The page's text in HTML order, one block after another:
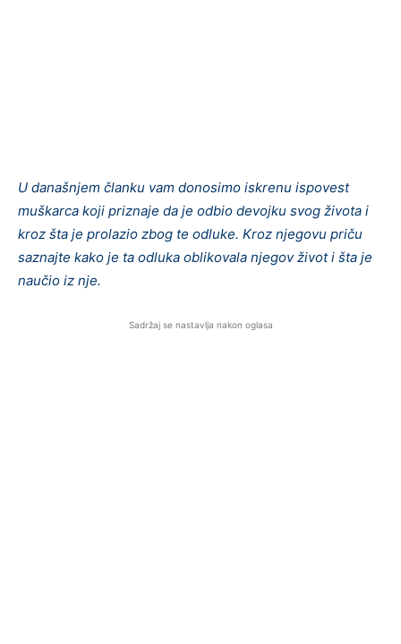
U današnjem članku vam donosimo iskrenu ispovest
muškarca koji priznaje da je odbio devojku svog života i
kroz šta je prolazio zbog te odluke. Kroz njegovu priču
saznajte kako je ta odluka oblikovala njegov život i šta je
naučio iz nje.
Sadržaj se nastavlja nakon oglasa